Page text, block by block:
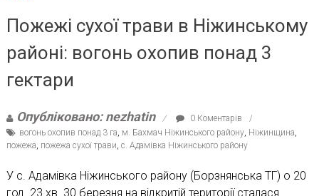
Пожежі сухої трави в Ніжинському
районі: вогонь охопив понад 3
гектари
Опубліковано: nezhatin
0 Коментарів
вогонь охопив понад 3 га м. Бахмач Ніжинського району, Ніжинщина
пожежа пожежа сухої трави с. Адамівка Ніжинського району
У с. Адамівка Ніжинського району (Борзнянська ТГ) о 20
год. 23 хв. 30 березня на відкритій території сталася